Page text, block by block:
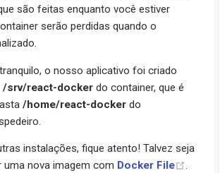
são feitas enquanto você estiver
serão perdidas quando o
o nosso aplicativo foi criado
/srv/react-docker do container, que é
/home/react-docker do
instalações, fique atento! Talvez seja
uma nova imagem com Docker File .